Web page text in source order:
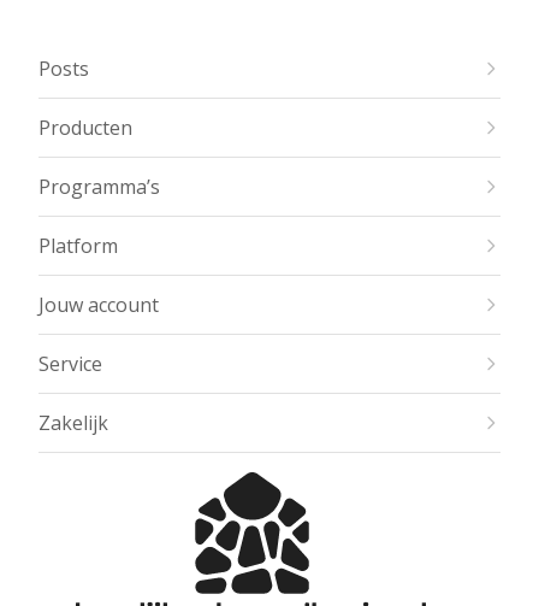
Posts
Producten
Programma’s
Platform
Jouw account
Service
Zakelijk